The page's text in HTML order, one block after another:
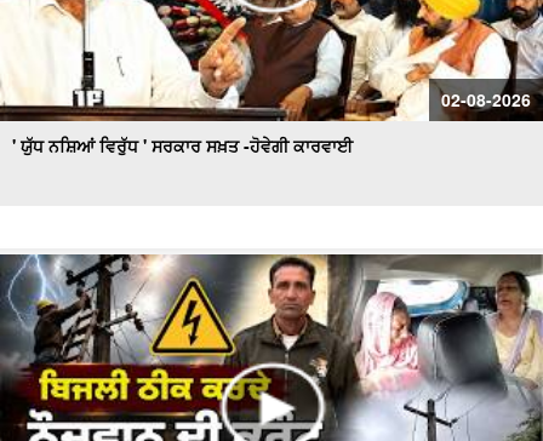
02-08-2026
' ਯੁੱਧ ਨਸ਼ਿਆਂ ਵਿਰੁੱਧ ' ਸਰਕਾਰ ਸਖ਼ਤ -ਹੋਵੇਗੀ ਕਾਰਵਾਈ